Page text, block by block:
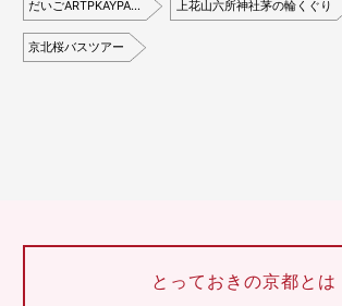
だいごARTPKAYPA… 上花山六所神社茅の輪くぐり
京北桜バスツアー
とっておきの京都とは